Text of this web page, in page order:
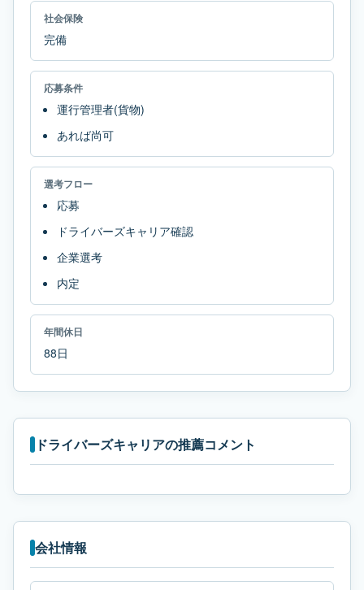
社会保険
完備
応募条件
運行管理者(貨物)
あれば尚可
選考フロー
応募
ドライバーズキャリア確認
企業選考
内定
年間休日
88日
ドライバーズキャリアの推薦コメント
会社情報